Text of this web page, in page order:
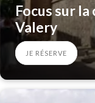
Focus sur
Valery
JE RÉSERVE